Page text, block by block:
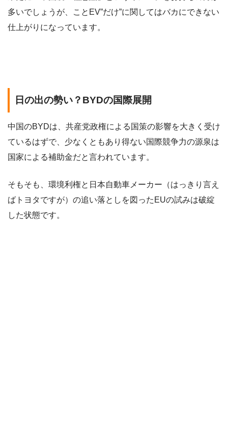
多いでしょうが、ことEV”だけ”に関してはバカにできない
仕上がりになっています。
日の出の勢い？BYDの国際展開
中国のBYDは、共産党政権による国策の影響を大きく受け
ているはずで、少なくともあり得ない国際競争力の源泉は
国家による補助金だと言われています。
そもそも、環境利権と日本自動車メーカー（はっきり言え
ばトヨタですが）の追い落としを図ったEUの試みは破綻
した状態です。